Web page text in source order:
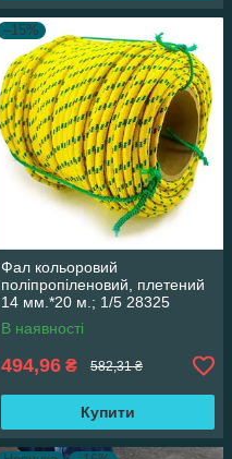
–15%
Фал кольоровий
поліпропіленовий, плетений
14 мм.*20 м.; 1/5 28325
В наявності
494,96 ₴ 582,31 ₴
Купити